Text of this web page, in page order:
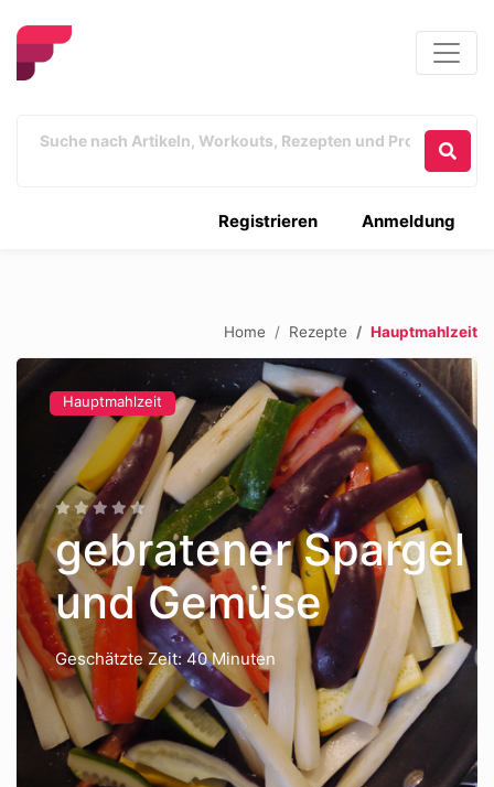
Anmeldung
Registrieren
Home Rezepte Hauptmahlzeit
Hauptmahlzeit
gebratener Spargel
und Gemüse
Geschätzte Zeit: 40 Minuten